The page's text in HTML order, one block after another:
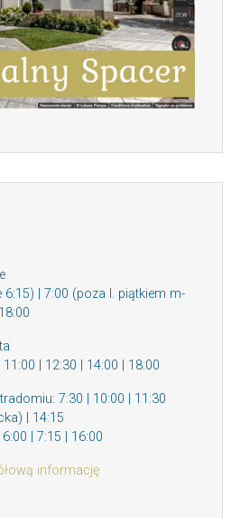
6:15) | 7:00 (poza I. piątkiem m-
| 12:30 | 14:00 | 18:00
7:30 | 10:00 | 11:30
| 14:15
| 7:15 | 16:00
informację